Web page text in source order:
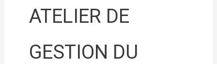
ATELIER DE
GESTION DU